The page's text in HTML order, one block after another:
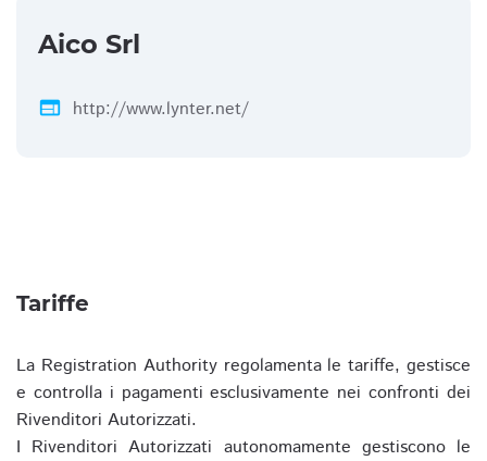
Aico Srl
web http://www.lynter.net/
Tariffe
La Registration Authority regolamenta le tariffe, gestisce
e controlla i pagamenti esclusivamente nei confronti dei
Rivenditori Autorizzati.
I Rivenditori Autorizzati autonomamente gestiscono le